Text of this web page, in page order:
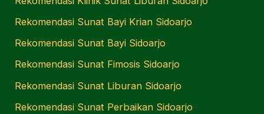
Rekomendasi Sunat Bayi Krian Sidoarjo
Rekomendasi Sunat Bayi Sidoarjo
Rekomendasi Sunat Fimosis Sidoarjo
Rekomendasi Sunat Liburan Sidoarjo
Rekomendasi Sunat Perbaikan Sidoarjo